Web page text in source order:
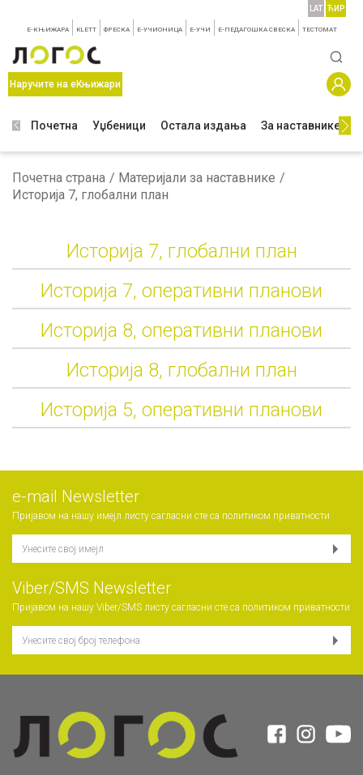
E-КЊИЖАРА KLETT ФРЕСКА E-УЧИОНИЦА E-УЧИ Е-ПЕДАГОШКА СВЕСКА TЕСТОМАТ
LAT ЋИР
Наручите на еКњижари
Почетна Уџбеници Остала издања За наставнике
Почетна страна
Материјали за наставнике
Историја 7, глобални план
Историја 7, глобални план
Историја 7, оперативни планови
Историја 8, оперативни планови
Историја 8, глобални план
Историја 5, оперативни планови
е-mail Newsletter
Пријавом на нашу имејл листу сагласни сте са политиком приватности
Viber/SMS Newsletter
Пријавом на нашу Viber/SMS листу сагласни сте са политиком приватности